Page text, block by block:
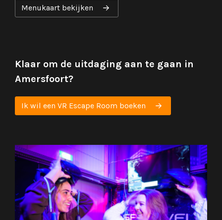
Menukaart bekijken
Klaar om de uitdaging aan te gaan in
Amersfoort?
Ik wil een VR Escape Room boeken